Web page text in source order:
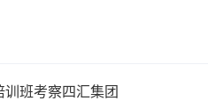
班考察四汇集团